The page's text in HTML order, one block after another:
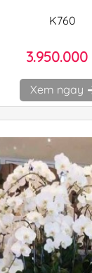
K760
3.950.000
Xem ngay